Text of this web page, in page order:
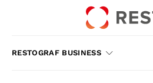
RESTOGRAF BUSINESS